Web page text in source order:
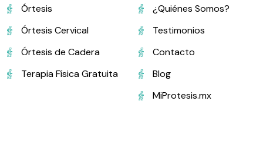
Órtesis
Órtesis Cervical
Órtesis de Cadera
Terapia Física Gratuita
¿Quiénes Somos?
Testimonios
Contacto
Blog
MiProtesis.mx